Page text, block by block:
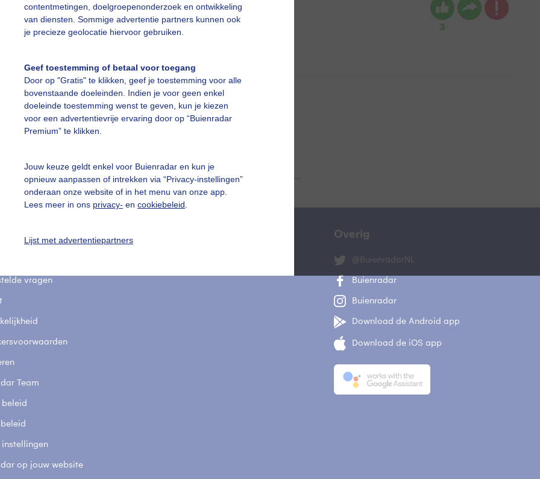
contentmetingen, doelgroepenonderzoek en ontwikkeling
van diensten. Sommige advertentie partners kunnen ook
je precieze geolocatie hiervoor gebruiken.
Geef toestemming of betaal voor toegang
Door op "Gratis" te klikken, geef je toestemming voor alle
bovenstaande doeleinden. Indien je voor geen enkel
doeleinde toestemming wenst te geven, kun je kiezen
voor een advertentievrije ervaring door op “Buienradar
Premium” te klikken.
Jouw keuze geldt enkel voor Buienradar en kun je
opnieuw aanpassen of intrekken via “Privacy-instellingen”
onderaan onze website of in het menu van onze app.
Lees meer in ons privacy- en cookiebeleid
Lijst met advertentiepartners
Diana Huntjens Gemaakt: 12-05-2026, 101x bekeken
3
slideshow
Een moment geduld aub...
vragen
Team
beleid
instellingen
op jouw website
Overig
@BuienradarNL
Buienradar
Buienradar
Download de Android app
Download de iOS app